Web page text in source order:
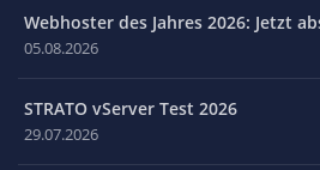
Webhoster des Jahres 2026: Jetzt
05.08.2026
STRATO vServer Test 2026
29.07.2026